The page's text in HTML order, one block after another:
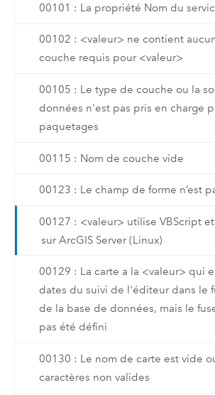
00101 : La propriété Nom du
00102 : <valeur> ne contient
couche requis pour <valeur>
00105 : Le type de couche ou la
données n'est pas pris en charge
paquetages
00115 : Nom de couche vide
00123 : Le champ de forme n’est
00127 : <valeur> utilise VBScript
sur ArcGIS Server (Linux)
00129 : La carte a la <valeur> qui
dates du suivi de l'éditeur dans le
de la base de données, mais le
pas été défini
00130 : Le nom de carte est vide
caractères non valides